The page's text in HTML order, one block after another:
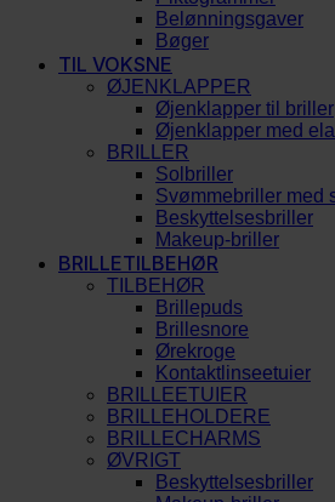
Belønningsgaver
Bøger
TIL VOKSNE
ØJENKLAPPER
Øjenklapper til briller
Øjenklapper med
BRILLER
Solbriller
Svømmebriller med
Beskyttelsesbriller
Makeup-briller
BRILLETILBEHØR
TILBEHØR
Brillepuds
Brillesnore
Ørekroge
Kontaktlinseetuier
BRILLEETUIER
BRILLEHOLDERE
BRILLECHARMS
ØVRIGT
Beskyttelsesbriller